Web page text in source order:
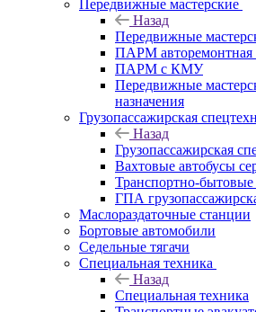
Передвижные мастерские
Назад
Передвижные
ПАРМ авторемонтная
ПАРМ с КМУ
Передвижные
назначения
Грузопассажирская
Назад
Грузопассажирская
Вахтовые автобусы
Транспортно-
ГПА
Маслораздаточные станции
Бортовые автомобили
Седельные тягачи
Специальная техника
Назад
Специальная техника